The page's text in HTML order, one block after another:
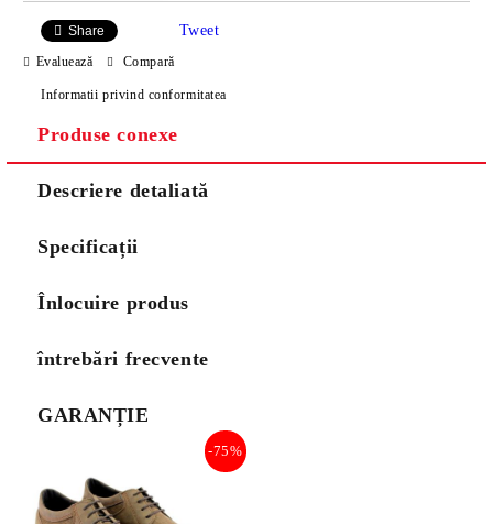
Share Tweet
Evaluează Compară
Informatii privind conformitatea
Produse conexe
Descriere detaliată
Specificații
Înlocuire produs
întrebări frecvente
GARANȚIE
-75%